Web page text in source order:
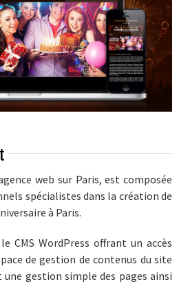
web sur Paris, est composée
spécialistes dans la création de
à Paris.
CMS WordPress offrant un accès
de gestion de contenus du site
gestion simple des pages ainsi